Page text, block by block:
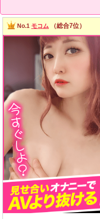
No.1 モコム （総合7位）